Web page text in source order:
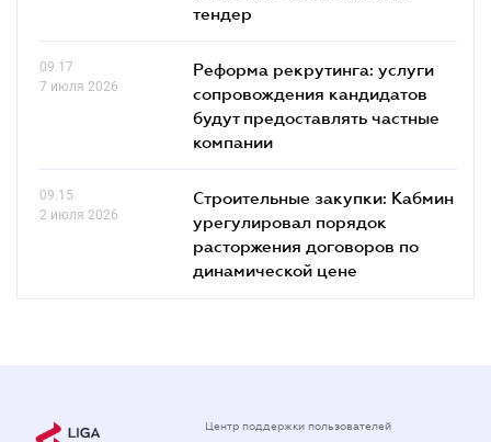
тендер
09.17
7 июля 2026
Реформа рекрутинга: услуги
сопровождения кандидатов
будут предоставлять частные
компании
09.15
2 июля 2026
Строительные закупки: Кабмин
урегулировал порядок
расторжения договоров по
динамической цене
Центр поддержки пользователей